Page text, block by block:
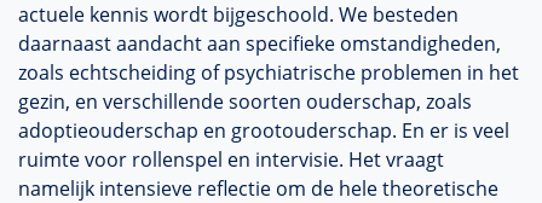
actuele kennis wordt bijgeschoold. We besteden
daarnaast aandacht aan specifieke omstandigheden,
zoals echtscheiding of psychiatrische problemen in het
gezin, en verschillende soorten ouderschap, zoals
adoptieouderschap en grootouderschap. En er is veel
ruimte voor rollenspel en intervisie. Het vraagt
namelijk intensieve reflectie om de hele theoretische